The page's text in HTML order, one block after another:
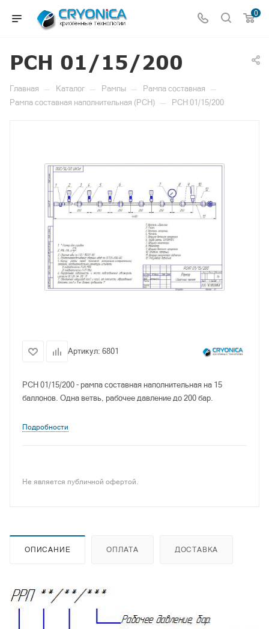
0
РСН 01/15/200
Главная — Каталог — Рампы — Рампа составная —
Рампа составная наполнительная (РСН) — РСН 01/15/200
Артикул: 6801
РСН 01/15/200 - рампа составная наполнительная на 15
баллонов. Одна ветвь, рабочее давление до 200 бар.
Подробности
Не является публичной офертой.
ОПИСАНИЕ ОПЛАТА ДОСТАВКА